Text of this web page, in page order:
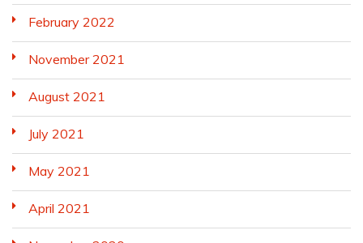
February 2022
November 2021
August 2021
July 2021
May 2021
April 2021